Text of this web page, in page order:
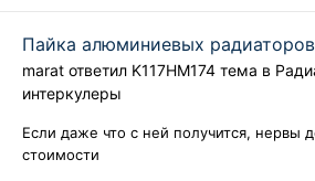
Пайка алюминиевых радиаторов
marat ответил K117HM174 тема в
интеркулеры
Если даже что с ней получится, нервы
стоимости